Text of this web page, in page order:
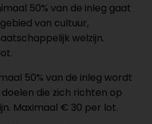
50% van de inleg gaat
van cultuur,
welzijn.
50% van de inleg wordt
die zich richten op
Maximaal € 30 per lot.